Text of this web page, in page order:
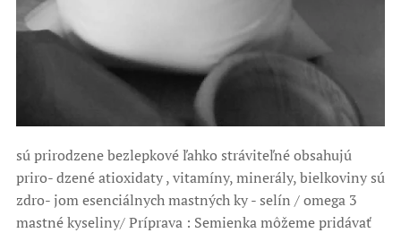
sú prirodzene bezlepkové ľahko stráviteľné obsahujú
priro- dzené atioxidaty , vitamíny, minerály, bielkoviny sú
zdro- jom esenciálnych mastných ky - selín / omega 3
mastné kyseliny/ Príprava : Semienka môžeme pridávať